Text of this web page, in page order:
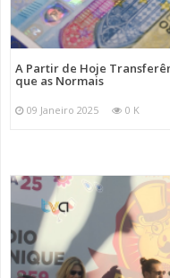
A Partir de Hoje
que as Normais
09 Janeiro 2025 0 K